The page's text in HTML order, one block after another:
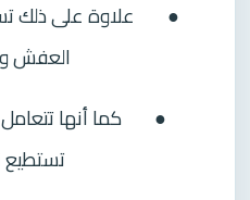
●
علاوة على ذلك
العفش
●
كما أنها